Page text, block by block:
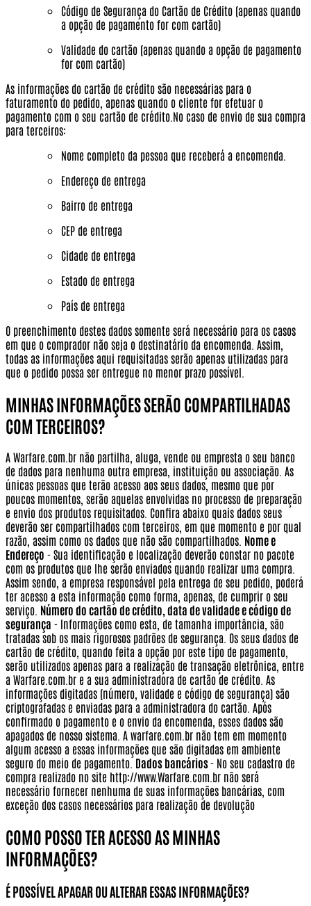
Código de Segurança do Cartão de Crédito (apenas quando
a opção de pagamento for com cartão)
Validade do cartão (apenas quando a opção de pagamento
for com cartão)
As informações do cartão de crédito são necessárias para o
faturamento do pedido, apenas quando o cliente for efetuar o
pagamento com o seu cartão de crédito.No caso de envio de sua compra
para terceiros:
Nome completo da pessoa que receberá a encomenda.
Endereço de entrega
Bairro de entrega
CEP de entrega
Cidade de entrega
Estado de entrega
País de entrega
O preenchimento destes dados somente será necessário para os casos
em que o comprador não seja o destinatário da encomenda. Assim,
todas as informações aqui requisitadas serão apenas utilizadas para
que o pedido possa ser entregue no menor prazo possível.
MINHAS INFORMAÇÕES SERÃO COMPARTILHADAS
COM TERCEIROS?
A Warfare.com.br não partilha, aluga, vende ou empresta o seu banco
de dados para nenhuma outra empresa, instituição ou associação. As
únicas pessoas que terão acesso aos seus dados, mesmo que por
poucos momentos, serão aquelas envolvidas no processo de preparação
e envio dos produtos requisitados. Confira abaixo quais dados seus
deverão ser compartilhados com terceiros, em que momento e por qual
razão, assim como os dados que não são compartilhados. Nome e
Endereço - Sua identificação e localização deverão constar no pacote
com os produtos que lhe serão enviados quando realizar uma compra.
Assim sendo, a empresa responsável pela entrega de seu pedido, poderá
ter acesso a esta informação como forma, apenas, de cumprir o seu
serviço. Número do cartão de crédito, data de validade e código de
segurança - Informações como esta, de tamanha importância, são
tratadas sob os mais rigorosos padrões de segurança. Os seus dados de
cartão de crédito, quando feita a opção por este tipo de pagamento,
serão utilizados apenas para a realização de transação eletrônica, entre
a Warfare.com.br e a sua administradora de cartão de crédito. As
informações digitadas (número, validade e código de segurança) são
criptografadas e enviadas para a administradora do cartão. Após
confirmado o pagamento e o envio da encomenda, esses dados são
apagados de nosso sistema. A warfare.com.br não tem em momento
algum acesso a essas informações que são digitadas em ambiente
seguro do meio de pagamento. Dados bancários- No seu cadastro de
compra realizado no site http://www.Warfare.com.br não será
necessário fornecer nenhuma de suas informações bancárias, com
exceção dos casos necessários para realização de devolução
COMO POSSO TER ACESSO AS MINHAS
INFORMAÇÕES?
É POSSÍVEL APAGAR OU ALTERAR ESSAS INFORMAÇÕES?